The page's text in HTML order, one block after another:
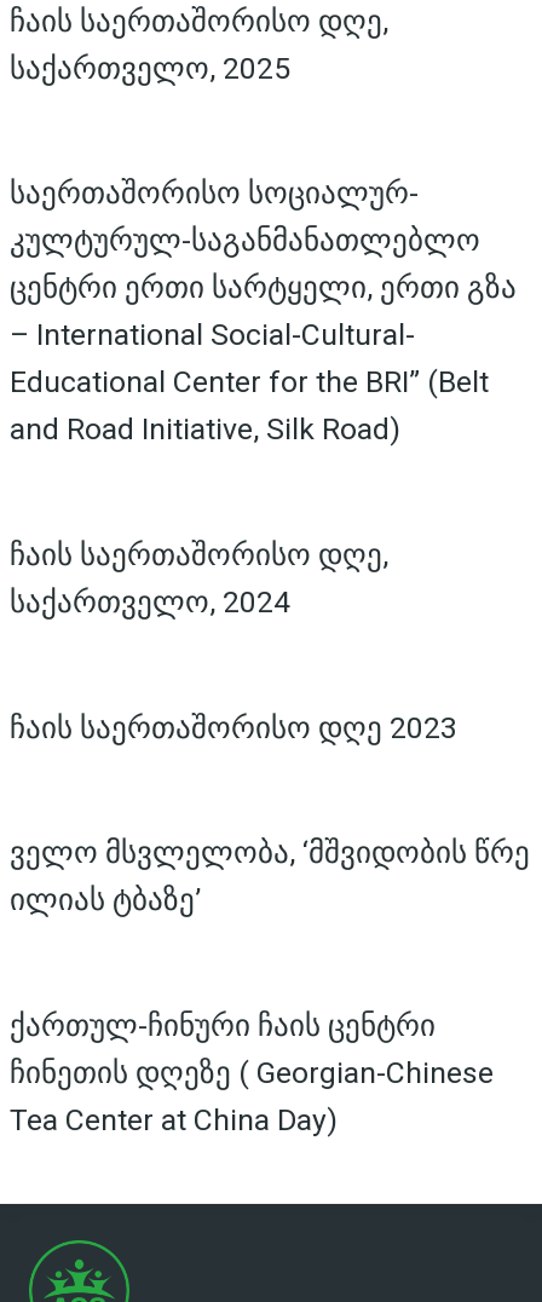
ჩაის საერთაშორისო დღე,
საქართველო, 2025
საერთაშორისო სოციალურ-
კულტურულ-საგანმანათლებლო
ცენტრი ერთი სარტყელი, ერთი გზა
– International Social-Cultural-
Educational Center for the BRI” (Belt
and Road Initiative, Silk Road)
ჩაის საერთაშორისო დღე,
საქართველო, 2024
ჩაის საერთაშორისო დღე 2023
ველო მსვლელობა, ‘მშვიდობის წრე
ილიას ტბაზე’
ქართულ-ჩინური ჩაის ცენტრი
ჩინეთის დღეზე ( Georgian-Chinese
Tea Center at China Day)